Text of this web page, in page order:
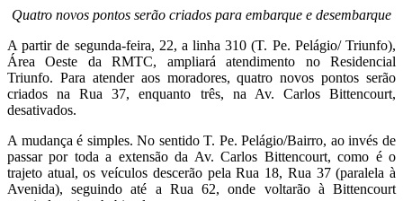
Quatro novos pontos serão criados para embarque e desembarque
A partir de segunda-feira, 22, a linha 310 (T. Pe. Pelágio/ Triunfo),
Área Oeste da RMTC, ampliará atendimento no Residencial
Triunfo. Para atender aos moradores, quatro novos pontos serão
criados na Rua 37, enquanto três, na Av. Carlos Bittencourt,
desativados.
A mudança é simples. No sentido T. Pe. Pelágio/Bairro, ao invés de
passar por toda a extensão da Av. Carlos Bittencourt, como é o
trajeto atual, os veículos descerão pela Rua 18, Rua 37 (paralela à
Avenida), seguindo até a Rua 62, onde voltarão à Bittencourt